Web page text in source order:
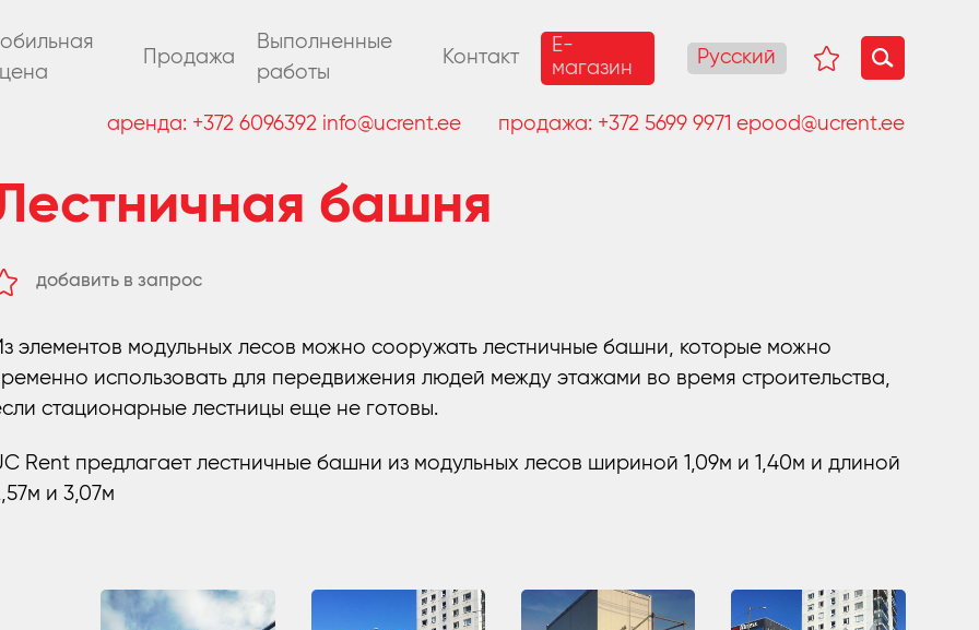
Продажа
Выполненные
работы
Контакт
E-
магазин
Русский
аренда: +372 6096392 info@ucrent.ee продажа: +372 5699 9971 epood@ucrent.ee
башня
добавить в запрос
элементов модульных лесов можно сооружать лестничные башни, которые можно
использовать для передвижения людей между этажами во время строительства,
стационарные лестницы еще не готовы.
Rent предлагает лестничные башни из модульных лесов шириной 1,09м и 1,40м и длиной
и 3,07м